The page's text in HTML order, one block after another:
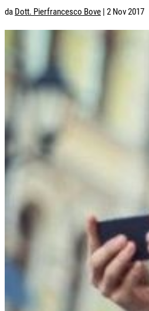
da Dott. Pierfrancesco Bove | 2 Nov 2017